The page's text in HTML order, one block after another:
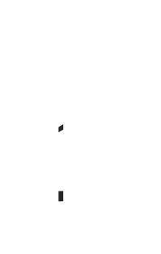
وَرَحْمَةٌ خَيْرٌۭ مِّمَّا يَجْمَعُونَ ١٥٧
ﳕ